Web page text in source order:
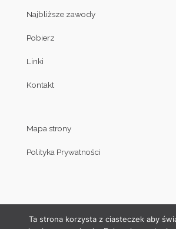
Najbliższe zawody
Pobierz
Linki
Kontakt
Mapa strony
Polityka Prywatności
Ta strona korzysta z ciasteczek aby